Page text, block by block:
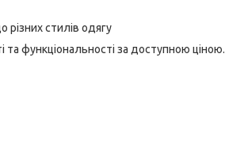
стилів одягу
функціональності за доступною ціною.